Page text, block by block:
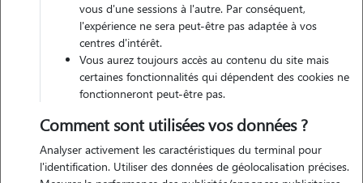
vous d'une sessions à l'autre. Par conséquent,
l'expérience ne sera peut-être pas adaptée à vos
centres d'intérêt.
Vous aurez toujours accès au contenu du site mais
certaines fonctionnalités qui dépendent des cookies ne
fonctionneront peut-être pas.
Comment sont utilisées vos données ?
Analyser activement les caractéristiques du terminal pour
l'identification. Utiliser des données de géolocalisation précises.